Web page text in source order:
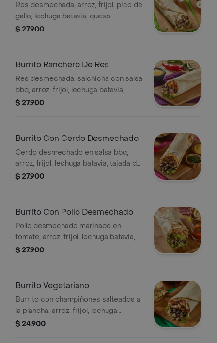
Res desmechada, arroz, frijol, pico de
gallo, lechuga batavia, queso
mozzarella y suero costeño.
$ 27.900
Burrito Ranchero De Res
Res desmechada, salchicha con salsa
bbq, arroz, frijol, lechuga batavia,
cebolla en julianas, maíz desgranado,
$ 27.900
Burrito Con Cerdo Desmechado
Cerdo desmechado en salsa bbq,
arroz, frijol, lechuga batavia, tajada de
queso y aderezo tipo cheddar.
$ 27.900
Burrito Con Pollo Desmechado
Pollo desmechado marinado en
tomate, arroz, frijol, lechuga batavia,
tajada de queso mozzarella y cilantro.
$ 27.900
Burrito Vegetariano
Burrito con champiñones salteados a
la plancha, arroz, frijol, lechuga
batavia, queso mozzarella, pico de
$ 24.900